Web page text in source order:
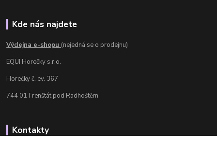
Kde nás najdete
Výdejna e-shopu (nejedná se o prodejnu)
EQUI Horečky s.r.o.
Horečky č. ev. 367
744 01 Frenštát pod Radhoštěm
Kontakty